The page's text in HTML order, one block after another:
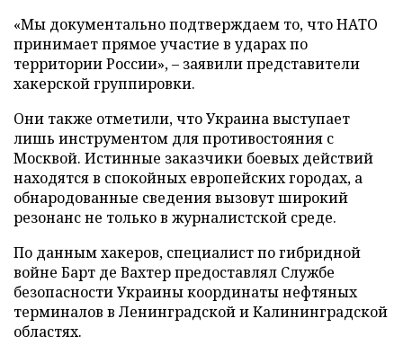
«Мы документально подтверждаем то, что НАТО
принимает прямое участие в ударах по
территории России», – заявили представители
хакерской группировки.
Они также отметили, что Украина выступает
лишь инструментом для противостояния с
Москвой. Истинные заказчики боевых действий
находятся в спокойных европейских городах, а
обнародованные сведения вызовут широкий
резонанс не только в журналистской среде.
По данным хакеров, специалист по гибридной
войне Барт де Вахтер предоставлял Службе
безопасности Украины координаты нефтяных
терминалов в Ленинградской и Калининградской
областях.